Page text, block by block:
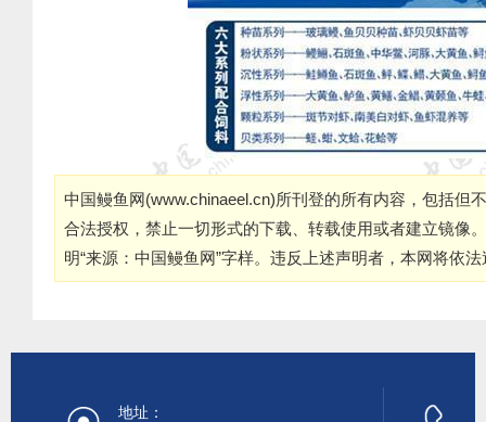
中国鳗鱼网(www.chinaeel.cn)所刊登的所有内容，包括但
合法授权，禁止一切形式的下载、转载使用或者建立镜像
明“来源：中国鳗鱼网”字样。违反上述声明者，本网将依
地址：